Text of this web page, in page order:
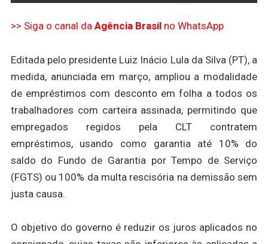
>> Siga o canal da Agência Brasil no WhatsApp
Editada pelo presidente Luiz Inácio Lula da Silva (PT), a
medida, anunciada em março, ampliou a modalidade
de empréstimos com desconto em folha a todos os
trabalhadores com carteira assinada, permitindo que
empregados regidos pela CLT contratem
empréstimos, usando como garantia até 10% do
saldo do Fundo de Garantia por Tempo de Serviço
(FGTS) ou 100% da multa rescisória na demissão sem
justa causa.
O objetivo do governo é reduzir os juros aplicados no